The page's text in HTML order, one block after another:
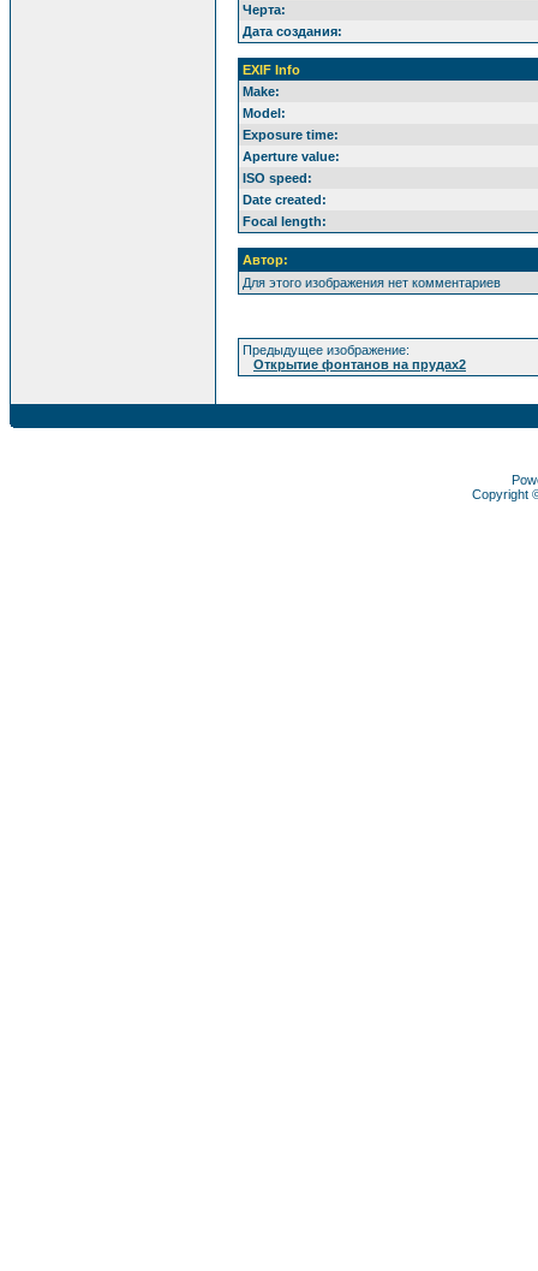
Черта:
Дата создания:
EXIF Info
Make:
Model:
Exposure time:
Aperture value:
ISO speed:
Date created:
Focal length:
Автор:
Для этого изображения нет комментариев
Предыдущее изображение:
Открытие фонтанов на прудах2
Copyright